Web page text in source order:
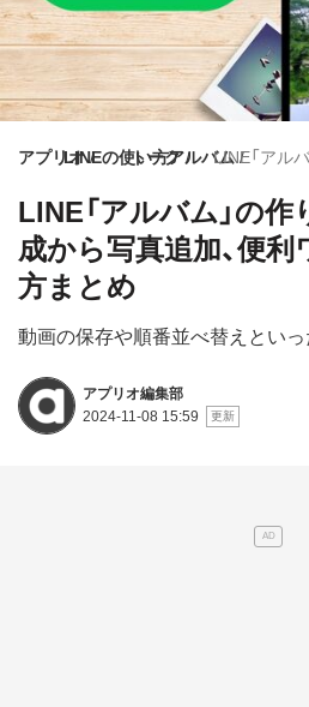
に
移
動
アプリオLINEの使い方
トークアルバムLINE「アル
LINE「アルバム」の
成から写真追加、便
方まとめ
動画の保存や順番並べ替えとい
アプリオ編集部
2024-11-08 15:59